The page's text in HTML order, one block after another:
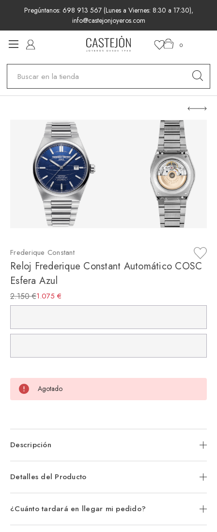
Pregúntanos: 698 913 567 (Lunes a Viernes: 8:30 a 17:30),
info@castejonjoyeros.com
0
Frederique Constant
Reloj Frederique Constant Automático COSC
Esfera Azul
2.150 €1.075 €
Agotado
Descripción
Detalles del Producto
¿Cuánto tardará en llegar mi pedido?